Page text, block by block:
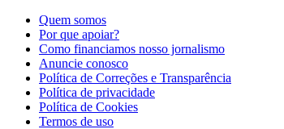
Quem somos
Por que apoiar?
Como financiamos nosso jornalismo
Anuncie conosco
Política de Correções e Transparência
Política de privacidade
Política de Cookies
Termos de uso